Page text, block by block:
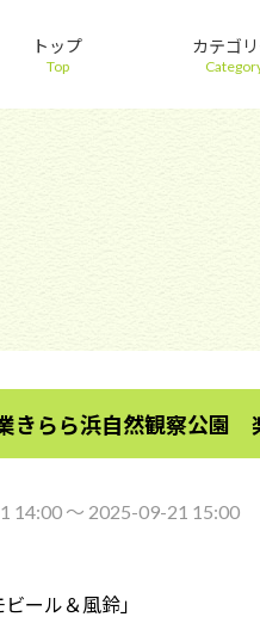
トップ
Top
カテゴ
きらら浜自然観察公園
14:00 〜 2025-09-21 15:00
ビール＆風鈴」